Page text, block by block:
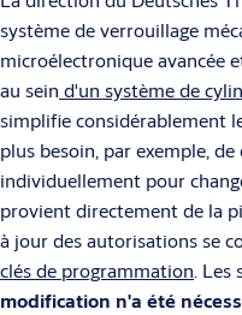
système de verrouillage
microélectronique avancée
au sein d'un système de
simplifie considérablement
plus besoin, par exemple,
individuellement pour
provient directement de la
à jour des autorisations se
clés de programmation. Les
modification n'a été